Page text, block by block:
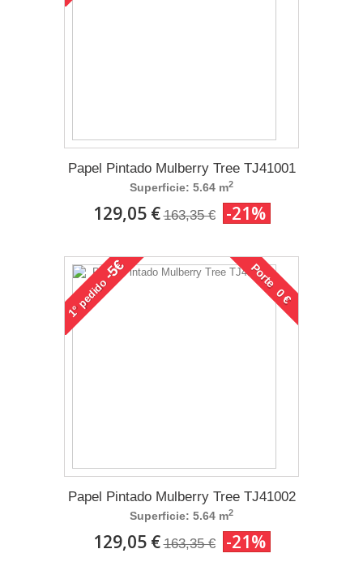
Papel Pintado Mulberry Tree TJ41001
Superficie: 5.64 m2
129,05 € 163,35 € -21%
1°
pedido
-5€ Porte 0 €
Papel Pintado Mulberry Tree TJ41002
Superficie: 5.64 m2
129,05 € 163,35 € -21%